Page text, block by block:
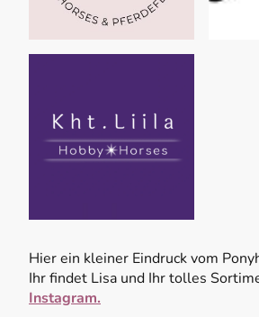
Hier ein kleiner Eindruck vom
Ihr findet Lisa und Ihr tolles
Instagram.